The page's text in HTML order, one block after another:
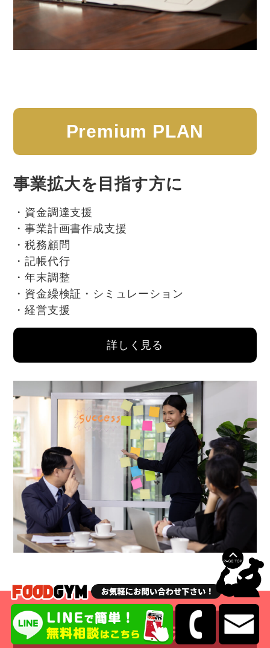
Premium PLAN
事業拡大を目指す方に
資金調達支援
事業計画書作成支援
税務顧問
記帳代行
年末調整
資金繰検証・シミュレーション
経営支援
詳しく見る
法人設立プラン